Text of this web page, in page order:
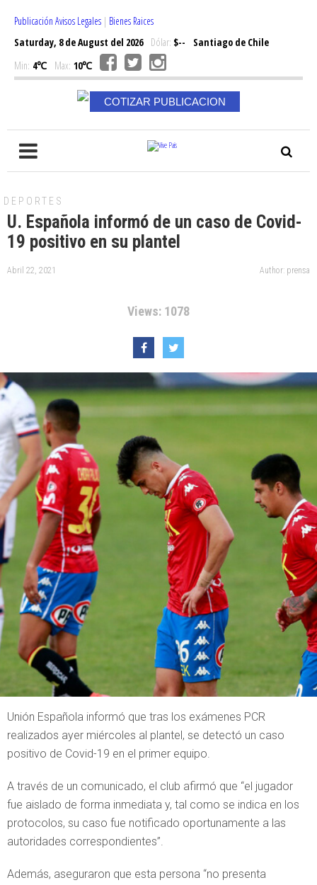
Publicación Avisos Legales | Bienes Raices
Saturday, 8 de August del 2026Dólar: $--
Santiago de Chile
Min: 4℃ Max: 10℃
COTIZAR PUBLICACION
DEPORTES
U. Española informó de un caso de Covid-
19 positivo en su plantel
Abril 22, 2021 Author: prensa
Views: 1078
Unión Española informó que tras los exámenes PCR
realizados ayer miércoles al plantel, se detectó un caso
positivo de Covid-19 en el primer equipo.
A través de un comunicado, el club afirmó que “el jugador
fue aislado de forma inmediata y, tal como se indica en los
protocolos, su caso fue notificado oportunamente a las
autoridades correspondientes”.
Además, aseguraron que esta persona “no presenta